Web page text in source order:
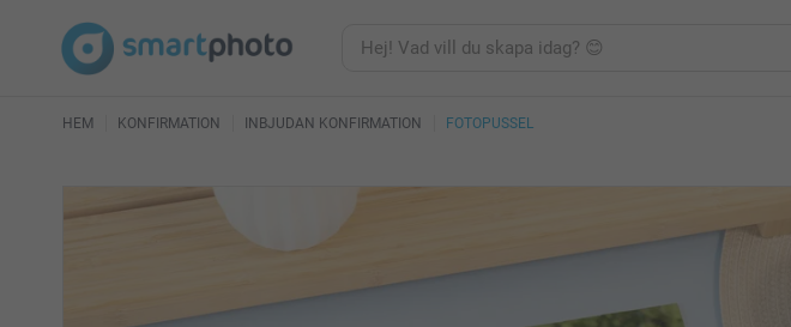
HEM KONFIRMATION INBJUDAN KONFIRMATION FOTOPUSSEL